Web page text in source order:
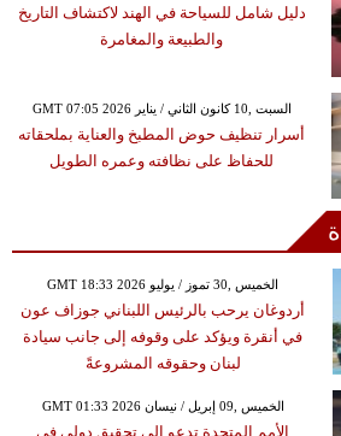
دليل شامل للسياحة في الهند لاكتشاف التاريخ
والطبيعة والمغامرة
GMT 07:05 2026 السبت ,10 كانون الثاني / يناير
أسرار تنظيف حوض المطبخ والعناية بملحقاته
للحفاظ على نظافته وعمره الطويل
GMT 18:33 2026 الخميس ,30 تموز / يوليو
أردوغان يرحب بالرئيس اللبناني جوزاف عون
في أنقرة ويؤكد على وقوفه إلى جانب سيادة
لبنان وحقوقه المشروعةً
GMT 01:33 2026 الخميس ,09 إبريل / نيسان
الأمم المتحدة تدعو إلى تحقيق دولي في